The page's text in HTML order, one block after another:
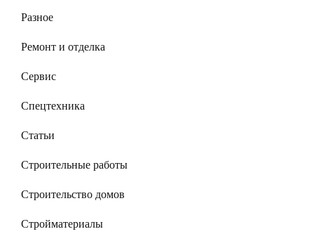
Разное
Ремонт и отделка
Сервис
Спецтехника
Статьи
Строительные работы
Строительство домов
Стройматериалы